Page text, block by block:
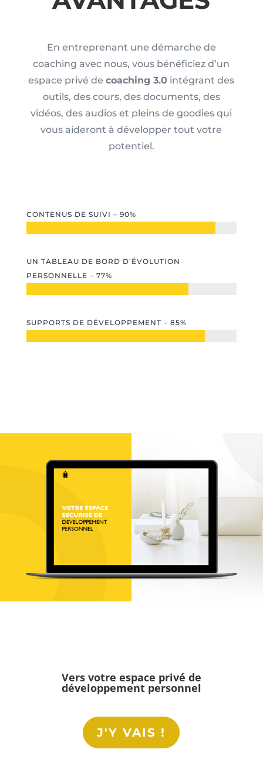
En entreprenant une démarche de
coaching avec nous, vous bénéficiez d’un
espace privé decoaching 3.0 intégrant des
outils, des cours, des documents, des
vidéos, des audios et pleins de goodies qui
vous aideront à développer tout votre
potentiel.
CONTENUS DE SUIVI – 90%
UN TABLEAU DE BORD D’ÉVOLUTION
PERSONNELLE – 77%
SUPPORTS DE DÉVELOPPEMENT – 85%
Vers votre espace privé de
développement personnel
J'Y VAIS !